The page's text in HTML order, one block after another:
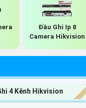
Đầu Ghi Ip 8
Camera Hikvision
4 Kênh Hikvision